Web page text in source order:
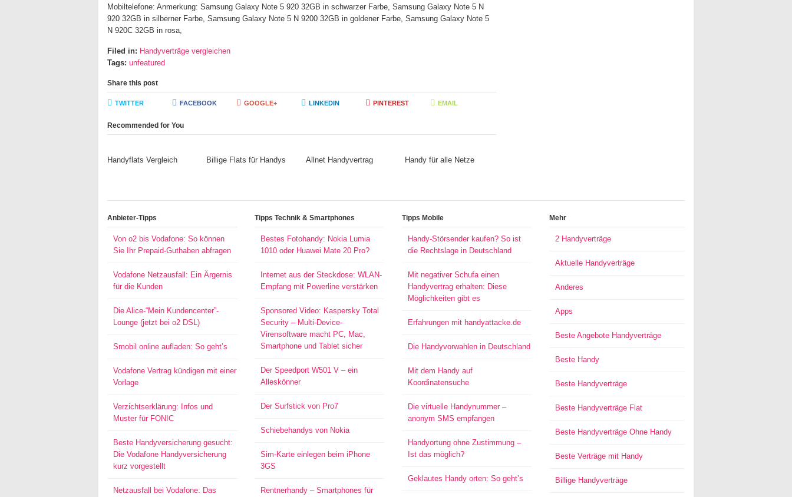
Mobiltelefone: Anmerkung: Samsung Galaxy Note 5 920 32GB in schwarzer Farbe, Samsung Galaxy Note 5 N
920 32GB in silberner Farbe, Samsung Galaxy Note 5 N 9200 32GB in goldener Farbe, Samsung Galaxy Note 5
N 920C 32GB in rosa,
Filed in: Handyverträge vergleichen
Tags: unfeatured
Share this post
TWITTER FACEBOOK GOOGLE+ LINKEDIN PINTEREST EMAIL
Recommended for You
Handyflats Vergleich Billige Flats für Handys Allnet Handyvertrag Handy für alle Netze
Anbieter-Tipps
Von o2 bis Vodafone: So können
Sie Ihr Prepaid-Guthaben abfragen
Vodafone Netzausfall: Ein Ärgernis
für die Kunden
Die Alice-“Mein Kundencenter”-
Lounge (jetzt bei o2 DSL)
Smobil online aufladen: So geht’s
Vodafone Vertrag kündigen mit einer
Vorlage
Verzichtserklärung: Infos und
Muster für FONIC
Beste Handyversicherung gesucht:
Die Vodafone Handyversicherung
kurz vorgestellt
Netzausfall bei Vodafone: Das
Tipps Technik & Smartphones
Bestes Fotohandy: Nokia Lumia
1010 oder Huawei Mate 20 Pro?
Internet aus der Steckdose: WLAN-
Empfang mit Powerline verstärken
Sponsored Video: Kaspersky Total
Security – Multi-Device-
Virensoftware macht PC, Mac,
Smartphone und Tablet sicher
Der Speedport W501 V – ein
Alleskönner
Der Surfstick von Pro7
Schiebehandys von Nokia
Sim-Karte einlegen beim iPhone
3GS
Rentnerhandy – Smartphones für
Tipps Mobile
Handy-Störsender kaufen? So ist
die Rechtslage in Deutschland
Mit negativer Schufa einen
Handyvertrag erhalten: Diese
Möglichkeiten gibt es
Erfahrungen mit handyattacke.de
Die Handyvorwahlen in Deutschland
Mit dem Handy auf
Koordinatensuche
Die virtuelle Handynummer –
anonym SMS empfangen
Handyortung ohne Zustimmung –
Ist das möglich?
Geklautes Handy orten: So geht’s
Mehr
2 Handyverträge
Aktuelle Handyverträge
Anderes
Apps
Beste Angebote Handyverträge
Beste Handy
Beste Handyverträge
Beste Handyverträge Flat
Beste Handyverträge Ohne Handy
Beste Verträge mit Handy
Billige Handyverträge